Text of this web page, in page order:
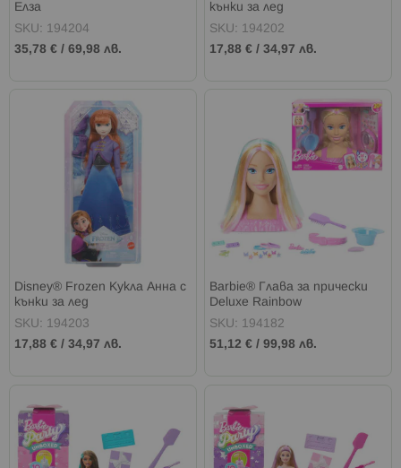
Елза
SKU: 194204
35,78 € / 69,98 лв.
кънки за лед
SKU: 194202
17,88 € /34,97 лв.
Disney® Frozen Кукла Анна с
кънки за лед
SKU: 194203
17,88 € / 34,97 лв.
Barbie® Глава за прически
Deluxe Rainbow
SKU: 194182
51,12 € /99,98 лв.